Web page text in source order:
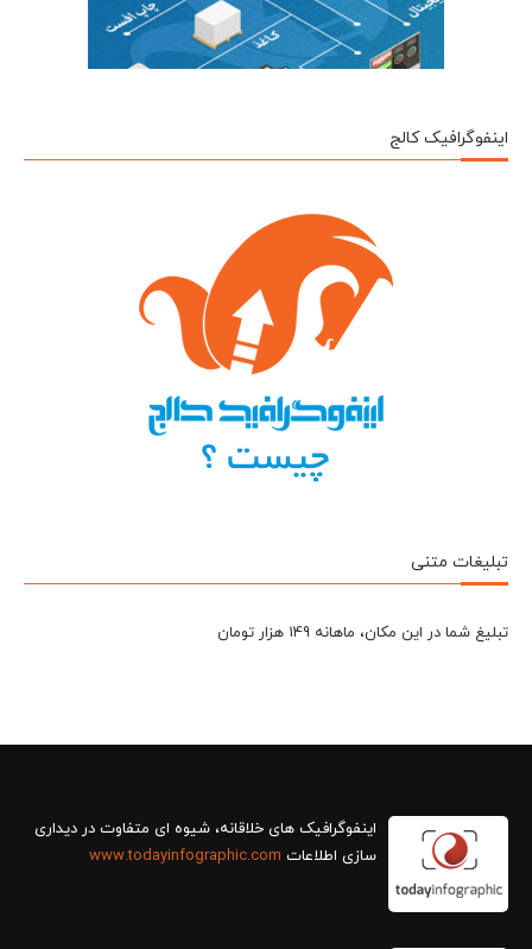
اینفوگرافیک کالج
تبلیغات متنی
تبلیغ شما در این مکان، ماهانه 149 هزار تومان
سازی اطلاعات www.todayinfographic.com